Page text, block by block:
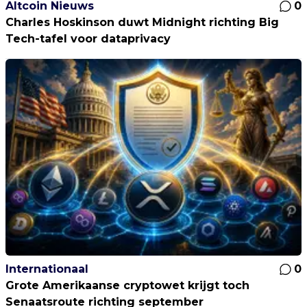
Altcoin Nieuws
0
Charles Hoskinson duwt Midnight richting Big
Tech-tafel voor dataprivacy
Internationaal
0
Grote Amerikaanse cryptowet krijgt toch
Senaatsroute richting september